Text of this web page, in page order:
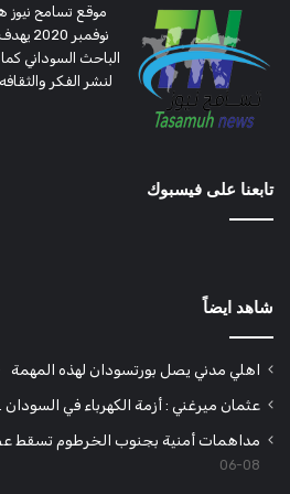
موقع تسامح نيوز
الباحث السوداني
لنشر الفكر
تابعنا على فيسبوك
شاهد ايضاً
اهلي مدني يصل بورتسودان لهذه المهمة
عثمان ميرغني : أزمة الكهرباء في
مداهمات أمنية بجنوب الخرطوم تسقط
08-06